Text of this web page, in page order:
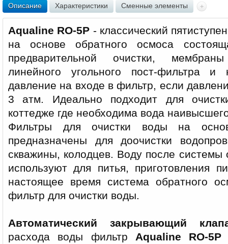
Описание Характеристики Сменные элементы
Aqualine RO-5P - классический
на основе обратного осмоса
предварительной очистки,
линейного угольного пост-фильтра
давление на входе в фильтр, если
3 атм. Идеально подходит для
коттедже где необходима вода
Фильтры для очистки воды на
предназначены для доочистки
скважины, колодцев. Воду после системы
используют для питья, приготовления
настоящее время система обратного
фильтр для очистки воды.
Автоматический закрывающий
расхода воды фильтр Aqualine RO-5P